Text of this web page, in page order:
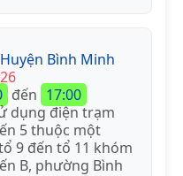
Bình Minh
đến 17:00
dụng điện trạm
5 thuộc một
9 đến tổ 11 khóm
B, phường Bình